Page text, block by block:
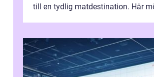
till en tydlig matdestination. Här